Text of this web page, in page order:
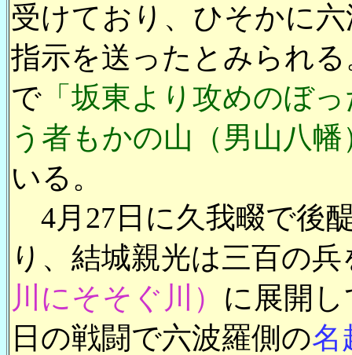
受けており、ひそかに
指示を送ったとみられる
で 「坂東より攻めのぼ
う者もかの山（男山八
いる。
4月27日に久我畷で後
り、結城親光は三百の
川にそそぐ川） に展開
日の戦闘で六波羅側の名